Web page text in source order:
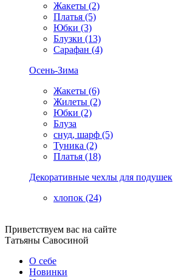
Жакеты (2)
Платья (5)
Юбки (3)
Блузки (13)
Сарафан (4)
Осень-Зима
Жакеты (6)
Жилеты (2)
Юбки (2)
Блуза
снуд, шарф (5)
Туника (2)
Платья (18)
Декоративные чехлы для подушек
хлопок (24)
Приветствуем вас на сайте
Татьяны Савосиной
О себе
Новинки